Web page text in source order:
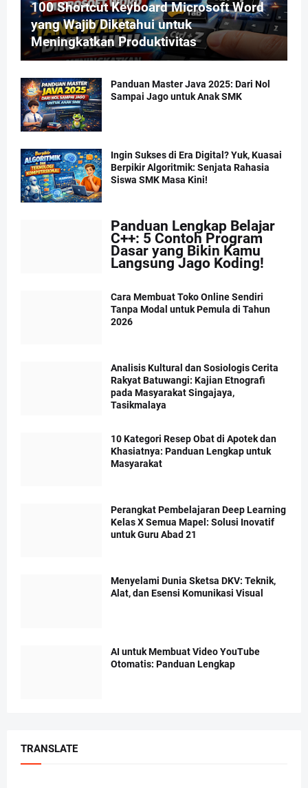
100 Shortcut Keyboard Microsoft Word
yang Wajib Diketahui untuk
Meningkatkan Produktivitas
Panduan Master Java 2025: Dari Nol
Sampai Jago untuk Anak SMK
Ingin Sukses di Era Digital? Yuk, Kuasai
Berpikir Algoritmik: Senjata Rahasia
Siswa SMK Masa Kini!
Panduan Lengkap Belajar
C++: 5 Contoh Program
Dasar yang Bikin Kamu
Langsung Jago Koding!
Cara Membuat Toko Online Sendiri
Tanpa Modal untuk Pemula di Tahun
2026
Analisis Kultural dan Sosiologis Cerita
Rakyat Batuwangi: Kajian Etnografi
pada Masyarakat Singajaya,
Tasikmalaya
10 Kategori Resep Obat di Apotek dan
Khasiatnya: Panduan Lengkap untuk
Masyarakat
Perangkat Pembelajaran Deep Learning
Kelas X Semua Mapel: Solusi Inovatif
untuk Guru Abad 21
Menyelami Dunia Sketsa DKV: Teknik,
Alat, dan Esensi Komunikasi Visual
AI untuk Membuat Video YouTube
Otomatis: Panduan Lengkap
TRANSLATE